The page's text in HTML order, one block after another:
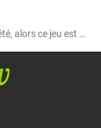
alors ce jeu est …